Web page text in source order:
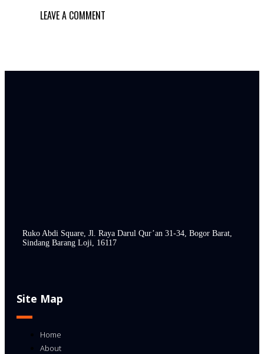
LEAVE A COMMENT
Ruko Abdi Square, Jl. Raya Darul Qur’an 31-34, Bogor Barat,
Sindang Barang Loji, 16117
Site Map
Home
About